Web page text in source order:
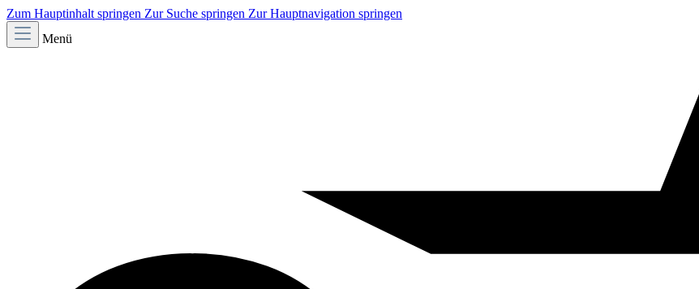
Zum Hauptinhalt springen Zur Suche springen Zur Hauptnavigation springen
Menü